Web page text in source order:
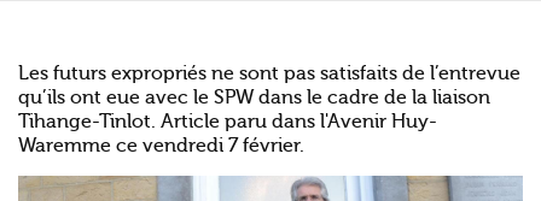
Les futurs expropriés ne sont pas satisfaits de l’entrevue
qu’ils ont eue avec le SPW dans le cadre de la liaison
Tihange-Tinlot. Article paru dans l'Avenir Huy-
Waremme ce vendredi 7 février.